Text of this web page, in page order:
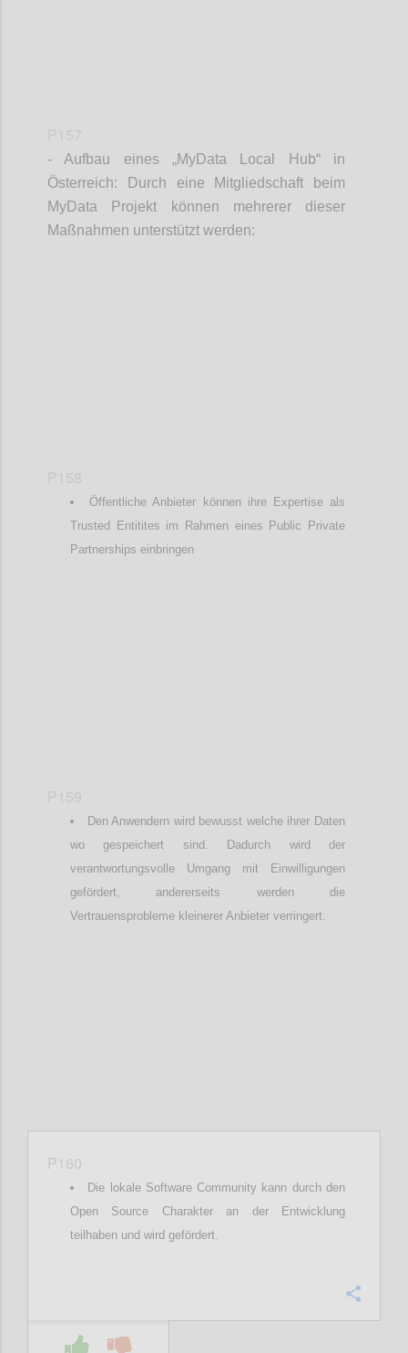
- Aufbau eines „MyData Local Hub“ in
Österreich: Durch eine Mitgliedschaft beim
MyData Projekt können mehrerer dieser
Maßnahmen unterstützt werden:
Öffentliche Anbieter können ihre Expertise als
Trusted Entitites im Rahmen eines Public Private
Partnerships einbringen
Den Anwendern wird bewusst welche ihrer Daten
wo gespeichert sind. Dadurch wird der
verantwortungsvolle Umgang mit Einwilligungen
gefördert, andererseits werden die
Vertrauensprobleme kleinerer Anbieter verringert.
P160
Die lokale Software Community kann durch den
Open Source Charakter an der Entwicklung
teilhaben und wird gefördert.